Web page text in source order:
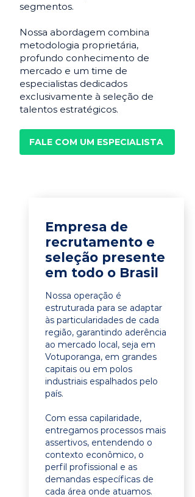
segmentos.
Nossa abordagem combina
metodologia proprietária,
profundo conhecimento de
mercado e um time de
especialistas dedicados
exclusivamente à seleção de
talentos estratégicos.
FALE COM UM ESPECIALISTA
Empresa de
recrutamento e
seleção presente
em todo o Brasil
Nossa operação é
estruturada para se adaptar
às particularidades de cada
região, garantindo aderência
ao mercado local, seja em
Votuporanga, em grandes
capitais ou em polos
industriais espalhados pelo
país.
Com essa capilaridade,
entregamos processos mais
assertivos, entendendo o
contexto econômico, o
perfil profissional e as
demandas específicas de
cada área onde atuamos.